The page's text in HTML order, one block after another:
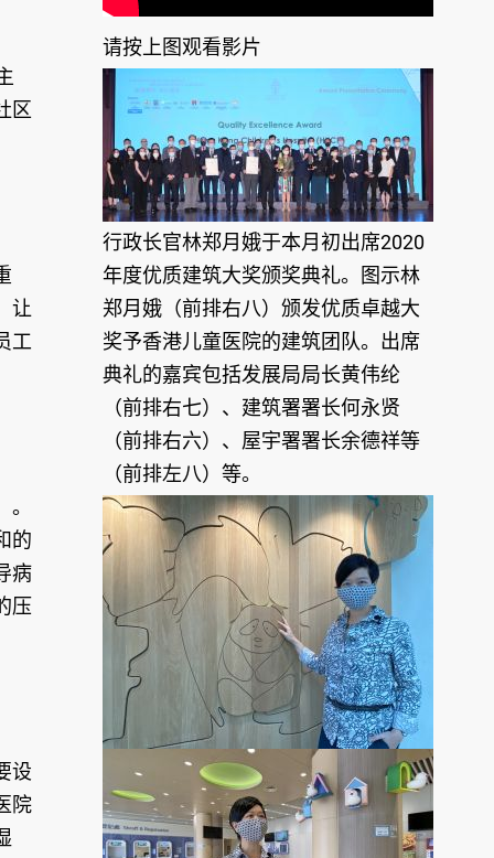
区
让
工
的
病
压
设
院
请按上图观看影片
行政长官林郑月娥于本月初出席2020
年度优质建筑大奖颁奖典礼。图示林
郑月娥（前排右八）颁发优质卓越大
奖予香港儿童医院的建筑团队。出席
典礼的嘉宾包括发展局局长黄伟纶
（前排右七）、建筑署署长何永贤
（前排右六）、屋宇署署长余德祥等
（前排左八）等。